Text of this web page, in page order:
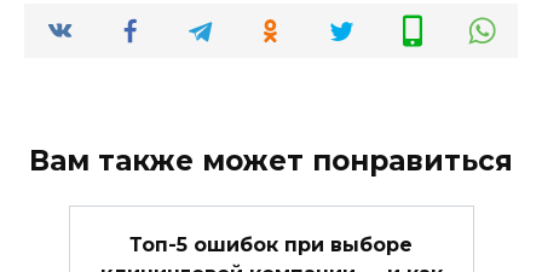
Вам также может понравиться
Топ-5 ошибок при выборе